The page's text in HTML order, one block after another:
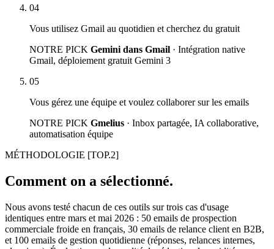
04
Vous utilisez Gmail au quotidien et cherchez du gratuit
NOTRE PICK Gemini dans Gmail · Intégration native
Gmail, déploiement gratuit Gemini 3
05
Vous gérez une équipe et voulez collaborer sur les emails
NOTRE PICK Gmelius · Inbox partagée, IA collaborative,
automatisation équipe
MÉTHODOLOGIE [TOP.2]
Comment on a sélectionné.
Nous avons testé chacun de ces outils sur trois cas d'usage
identiques entre mars et mai 2026 : 50 emails de prospection
commerciale froide en français, 30 emails de relance client en B2B,
et 100 emails de gestion quotidienne (réponses, relances internes,